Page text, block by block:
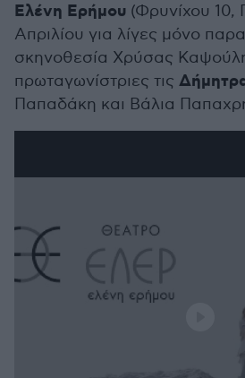
Ελένη Ερήμου (Φρυνίχου 10,
Απριλίου για λίγες μόνο
σκηνοθεσία Χρύσας
πρωταγωνίστριες τις
Παπαδάκη και Βάλια